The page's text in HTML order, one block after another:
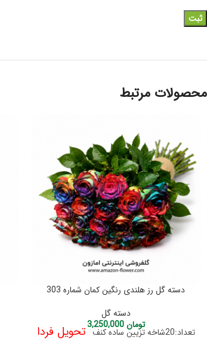
محصولات مرتبط
دسته گل رز هلندی رنگین کمان شماره 303
دسته گل
تومان3,250,000
تعداد:20شاخه تزیین ساده کنف تحویل فردا